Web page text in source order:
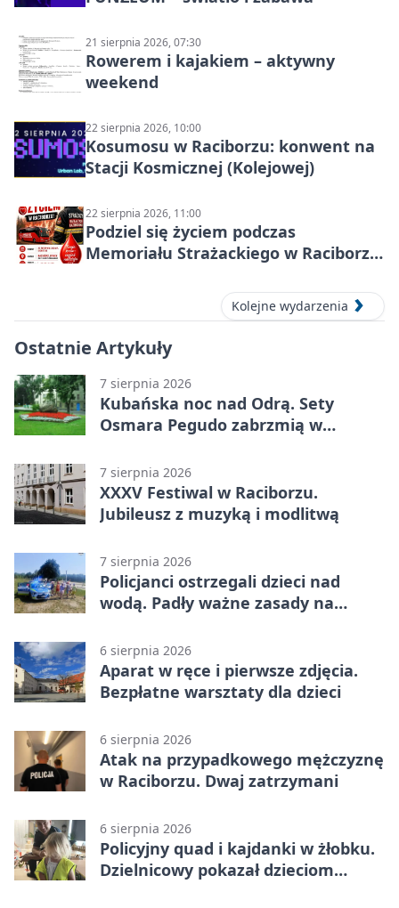
21 sierpnia 2026, 07:30
Rowerem i kajakiem – aktywny
weekend
22 sierpnia 2026, 10:00
Kosumosu w Raciborzu: konwent na
Stacji Kosmicznej (Kolejowej)
22 sierpnia 2026, 11:00
Podziel się życiem podczas
Memoriału Strażackiego w Raciborzu
Kolejne wydarzenia
Ostatnie Artykuły
7 sierpnia 2026
Kubańska noc nad Odrą. Sety
Osmara Pegudo zabrzmią w
7 sierpnia 2026
XXXV Festiwal w Raciborzu.
Jubileusz z muzyką i modlitwą
7 sierpnia 2026
Policjanci ostrzegali dzieci nad
wodą. Padły ważne zasady na
6 sierpnia 2026
Aparat w ręce i pierwsze zdjęcia.
Bezpłatne warsztaty dla dzieci
6 sierpnia 2026
Atak na przypadkowego mężczyznę
w Raciborzu. Dwaj zatrzymani
6 sierpnia 2026
Policyjny quad i kajdanki w żłobku.
Dzielnicowy pokazał dzieciom